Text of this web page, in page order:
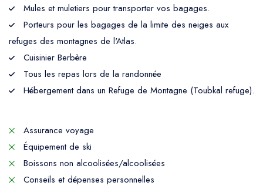
Mules et muletiers pour transporter vos bagages.
Porteurs pour les bagages de la limite des neiges aux
refuges des montagnes de l'Atlas.
Cuisinier Berbère
Tous les repas lors de la randonnée
Hébergement dans un Refuge de Montagne (Toubkal refuge).
Assurance voyage
Équipement de ski
Boissons non alcoolisées/alcoolisées
Conseils et dépenses personnelles